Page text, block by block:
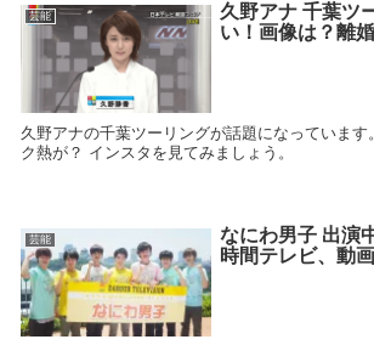
芸能
久野アナ 千葉ツ
い！画像は？離
久野アナの千葉ツーリングが話題になっています
ク熱が？ インスタを見てみましょう。
芸能
なにわ男子 出演
時間テレビ、動